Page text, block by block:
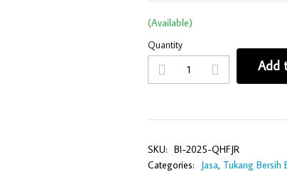
(Available)
Quantity
Add
SKU: BI-2025-QHFJR
Categories:
Jasa, Tukang Bersih